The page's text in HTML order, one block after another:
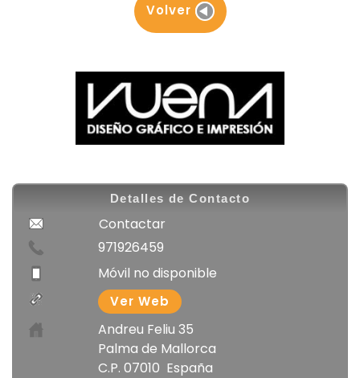
Volver
Detalles de Contacto
Contactar
971926459
Móvil no disponible
Ver Web
Andreu Feliu 35
Palma de Mallorca
C.P. 07010 España